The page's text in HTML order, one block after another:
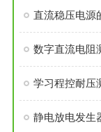
直流稳压电源
数字直流电阻
学习程控耐压
静电放电发生